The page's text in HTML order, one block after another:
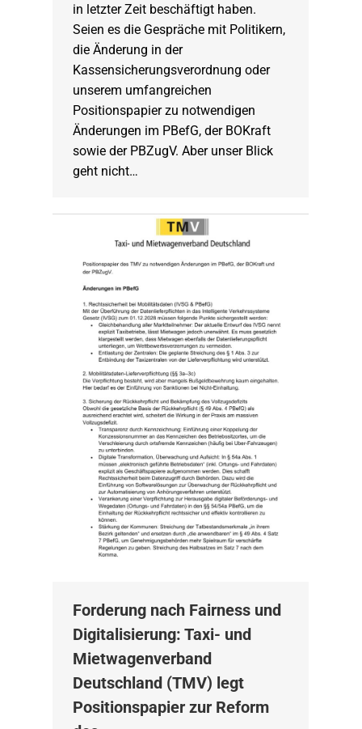
in letzter Zeit beschäftigt haben.
Seien es die Gespräche mit Politikern,
die Änderung in der
Kassensicherungsverordnung oder
unserem umfangreichen
Positionspapier zu notwendigen
Änderungen im PBefG, der BOKraft
sowie der PBZugV. Aber unser Blick
geht nicht…
Forderung nach Fairness und
Digitalisierung: Taxi- und
Mietwagenverband
Deutschland (TMV) legt
Positionspapier zur Reform